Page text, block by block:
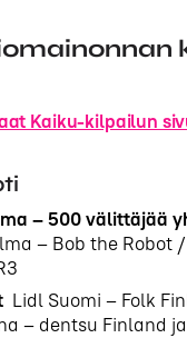
Kaiku-kilpailun
– 500 välittäjää
– Bob the Robot
Lidl Suomi – Folk
– dentsu Finland